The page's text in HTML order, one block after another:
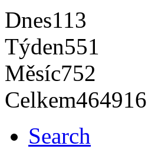
Dnes113
Týden551
Měsíc752
Celkem464916
Search